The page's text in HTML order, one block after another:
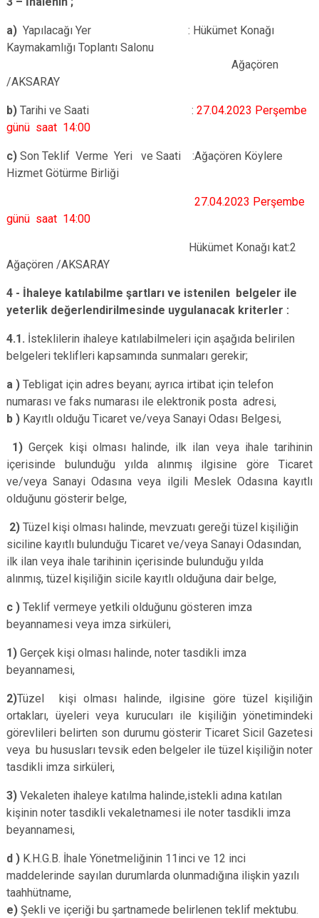
a) Yapılacağı Yer : Hükümet Konağı
Kaymakamlığı Toplantı Salonu
Ağaçören
/AKSARAY
b) Tarihi ve Saati : 27.04.2023 Perşembe
günü saat 14:00
c) Son Teklif Verme Yeri ve Saati :Ağaçören Köylere
Hizmet Götürme Birliği
27.04.2023 Perşembe
günü saat 14:00
Hükümet Konağı kat:2
Ağaçören /AKSARAY
4 - İhaleye katılabilme şartları ve istenilen belgeler ile
yeterlik değerlendirilmesinde uygulanacak kriterler :
4.1. İsteklilerin ihaleye katılabilmeleri için aşağıda belirilen
belgeleri teklifleri kapsamında sunmaları gerekir;
a ) Tebligat için adres beyanı; ayrıca irtibat için telefon
numarası ve faks numarası ile elektronik posta adresi,
b ) Kayıtlı olduğu Ticaret ve/veya Sanayi Odası Belgesi,
1) Gerçek kişi olması halinde, ilk ilan veya ihale tarihinin
içerisinde bulunduğu yılda alınmış ilgisine göre Ticaret
ve/veya Sanayi Odasına veya ilgili Meslek Odasına kayıtlı
olduğunu gösterir belge,
2) Tüzel kişi olması halinde, mevzuatı gereği tüzel kişiliğin
siciline kayıtlı bulunduğu Ticaret ve/veya Sanayi Odasından,
ilk ilan veya ihale tarihinin içerisinde bulunduğu yılda
alınmış, tüzel kişiliğin sicile kayıtlı olduğuna dair belge,
c ) Teklif vermeye yetkili olduğunu gösteren imza
beyannamesi veya imza sirküleri,
1) Gerçek kişi olması halinde, noter tasdikli imza
beyannamesi,
2)Tüzel kişi olması halinde, ilgisine göre tüzel kişiliğin
ortakları, üyeleri veya kurucuları ile kişiliğin yönetimindeki
görevlileri belirten son durumu gösterir Ticaret Sicil Gazetesi
veya bu hususları tevsik eden belgeler ile tüzel kişiliğin noter
tasdikli imza sirküleri,
3) Vekaleten ihaleye katılma halinde,istekli adına katılan
kişinin noter tasdikli vekaletnamesi ile noter tasdikli imza
beyannamesi,
d ) K.H.G.B. İhale Yönetmeliğinin 11inci ve 12 inci
maddelerinde sayılan durumlarda olunmadığına ilişkin yazılı
taahhütname,
e) Şekli ve içeriği bu şartnamede belirlenen teklif mektubu.